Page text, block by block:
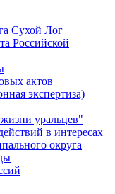
Сухой Лог
Российской
актов
экспертиза)
уральцев"
в интересах
округа